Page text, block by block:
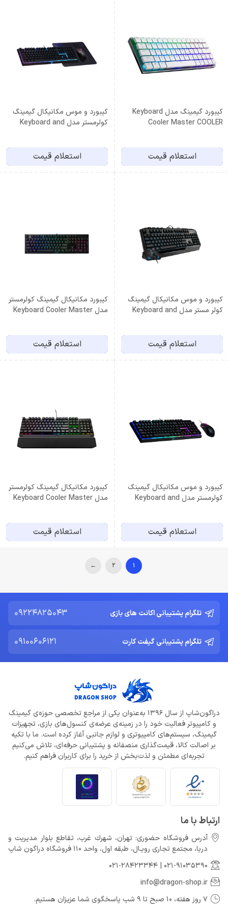
کیبورد گیمینگ مدل Keyboard
Cooler Master COOLER
استعلام قیمت
کیبورد و موس مکانیکال گیمینگ
کولرمستر مدل Keyboard and
استعلام قیمت
کیبورد و موس مکانیکال گیمینگ
کولر مستر مدل Keyboard and
استعلام قیمت
کیبورد مکانیکال گیمینگ کولرمستر
مدل Keyboard Cooler Master
استعلام قیمت
کیبورد و موس مکانیکال گیمینگ
کولرمستر مدل Keyboard and
استعلام قیمت
کیبورد مکانیکال گیمینگ کولرمستر
مدل Keyboard Cooler Master
استعلام قیمت
1
2
←
تلگرام پشتیبانی اکانت های بازی 09224825043
تلگرام پشتیبانی گیفت کارت 09100606121
دراگون‌شاپ از سال 1396 به‌عنوان یکی از مراجع تخصصی حوزه‌ی گیمینگ
و کامپیوتر فعالیت خود را در زمینه‌ی عرضه‌ی کنسول‌های بازی، تجهیزات
گیمینگ، سیستم‌های کامپیوتری و لوازم جانبی آغاز کرده است. ما با تکیه
بر اصالت کالا، قیمت‌گذاری منصفانه و پشتیبانی حرفه‌ای، تلاش می‌کنیم
تجربه‌ای مطمئن و لذت‌بخش از خرید را برای کاربران فراهم کنیم.
ارتباط با ما
آدرس فروشگاه حضوری: تهران، شهرك غرب، تقاطع بلوار مدیریت و
دريا، مجتمع تجارى رويـال، طبقه اول، واحد 110 فروشگاه دراگون شاپ
021-91035390
021-28423344
info@dragon-shop.ir
7 روز هفته، 10 صبح تا 9 شب پاسخگوی شما عزیزان هستیم.